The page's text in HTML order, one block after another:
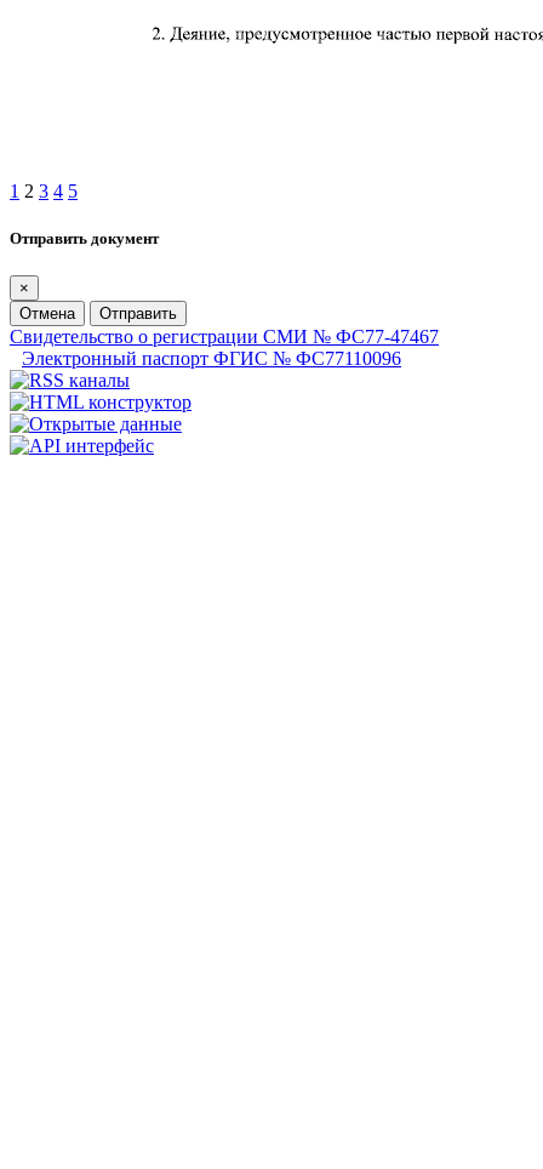
1 2 3 4 5
Отправить документ
×
Отмена
Отправить
Свидетельство о регистрации СМИ № ФС77-47467
Электронный паспорт ФГИС № ФС77110096